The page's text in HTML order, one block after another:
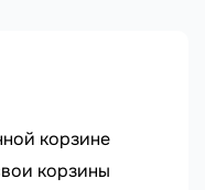
корзине
корзины